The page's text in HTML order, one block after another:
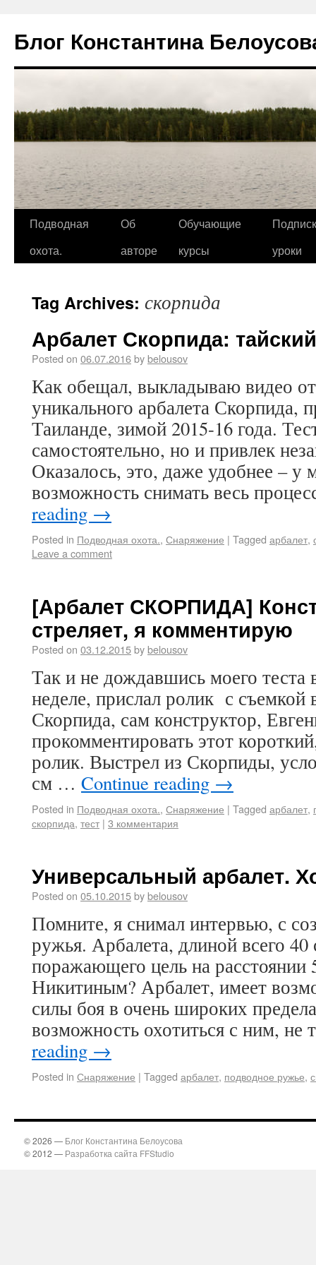
Блог Константина
Подводная
охота.
Об
авторе
Обучающие
курсы
уроки
Tag Archives: скорпида
Арбалет Скорпида:
Posted on 06.07.2016bybelousov
Как обещал, выкладываю видео
уникального арбалета Скорпида,
Таиланде, зимой 2015-16 года.
самостоятельно, но и привлек
Оказалось, это, даже удобнее – у
возможность снимать весь
reading →
Posted in Подводная охота., Снаряжение | Tagged арбалет,
Leave a comment
[Арбалет СКОРПИДА]
стреляет, я комментирую
Posted on 03.12.2015bybelousov
Так и не дождавшись моего теста
неделе, прислал ролик с съемкой
Скорпида, сам конструктор,
прокомментировать этот
ролик. Выстрел из Скорпиды,
см … Continue reading →
Posted in Подводная охота., Снаряжение | Tagged арбалет,
скорпида, тест | 3 комментария
Универсальный арбалет.
Posted on 05.10.2015bybelousov
Помните, я снимал интервью, с
ружья. Арбалета, длиной всего 40
поражающего цель на расстоянии
Никитиным? Арбалет, имеет
силы боя в очень широких
возможность охотиться с ним,
reading →
Posted in Снаряжение | Tagged арбалет, подводное ружье,
© 2026 — Блог Константина Белоусова
© 2012 — Разработка сайта FFStudio